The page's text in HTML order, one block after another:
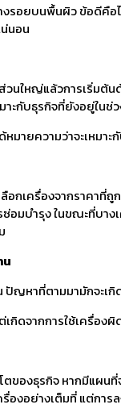
รอยบนพื้นผิว ข้อดีคือ
นอน
วนใหญ่แล้วการเริ่ม
ะกับธุรกิจที่ยังอยู่ใน
หมายความว่าจะเห
เครื่องจากราคาที่ถู
อมบำรุง ในขณะที่บา
น
ญหาที่ตามมามักจะเ
กิดจากการใช้เครื่อ
งธุรกิจ หากมีแผนที่
องอย่างเต็มที่ แต่กา